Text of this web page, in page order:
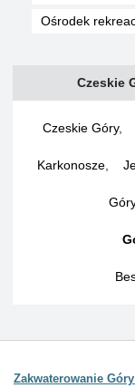
Ośrodek
Czeskie
Czeskie Góry,
Karkonosze
Zakwaterowanie